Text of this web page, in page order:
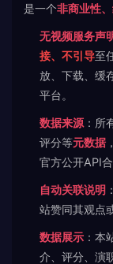
是一个非商业性
无视频服务声
接、不引导至
放、下载、缓
平台。
数据来源 ：所
评分等元数据
官方公开API
自动关联说明
站赞同其观点
数据展示 ：本
介、评分、演